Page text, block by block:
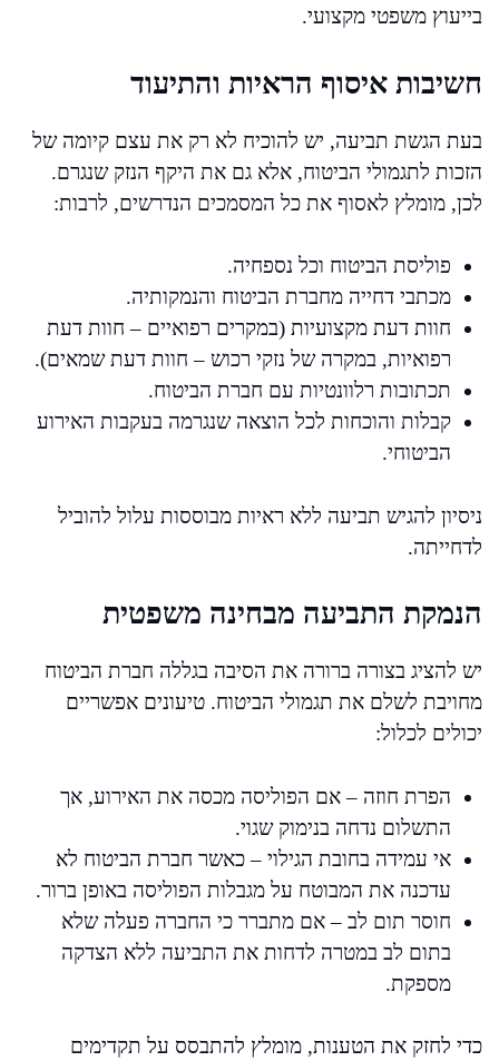
בייעוץ משפטי מקצועי.
חשיבות איסוף הראיות והתיעוד
בעת הגשת תביעה, יש להוכיח לא רק את עצם קיומה של
הזכות לתגמולי הביטוח, אלא גם את היקף הנזק שנגרם.
לכן, מומלץ לאסוף את כל המסמכים הנדרשים, לרבות:
פוליסת הביטוח וכל נספחיה.
מכתבי דחייה מחברת הביטוח והנמקותיה.
חוות דעת מקצועיות (במקרים רפואיים – חוות דעת
רפואיות, במקרה של נזקי רכוש – חוות דעת שמאים).
תכתובות רלוונטיות עם חברת הביטוח.
קבלות והוכחות לכל הוצאה שנגרמה בעקבות האירוע
הביטוחי.
ניסיון להגיש תביעה ללא ראיות מבוססות עלול להוביל
לדחייתה.
הנמקת התביעה מבחינה משפטית
יש להציג בצורה ברורה את הסיבה בגללה חברת הביטוח
מחויבת לשלם את תגמולי הביטוח. טיעונים אפשריים
יכולים לכלול:
הפרת חוזה – אם הפוליסה מכסה את האירוע, אך
התשלום נדחה בנימוק שגוי.
אי עמידה בחובת הגילוי – כאשר חברת הביטוח לא
עדכנה את המבוטח על מגבלות הפוליסה באופן ברור.
חוסר תום לב – אם מתברר כי החברה פעלה שלא
בתום לב במטרה לדחות את התביעה ללא הצדקה
מספקת.
כדי לחזק את הטענות, מומלץ להתבסס על תקדימים